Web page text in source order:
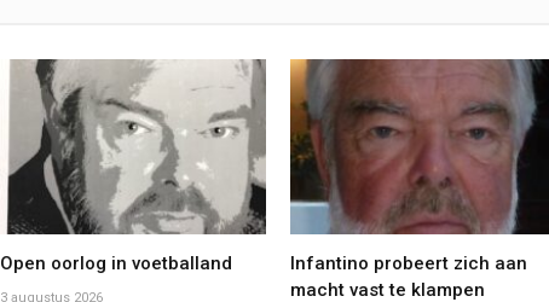
Open oorlog in voetballand
3 augustus 2026
Infantino probeert zich aan
macht vast te klampen